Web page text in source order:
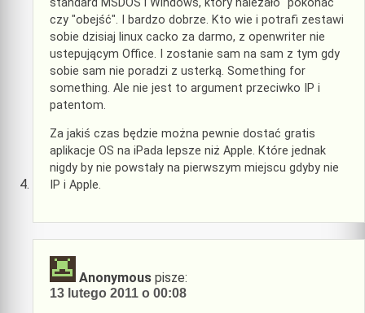
standard MSDOS i Windows, który należało "pokonać"
czy "obejść". I bardzo dobrze. Kto wie i potrafi zestawi
sobie dzisiaj linux cacko za darmo, z openwriter nie
ustepującym Office. I zostanie sam na sam z tym gdy
sobie sam nie poradzi z usterką. Something for
something. Ale nie jest to argument przeciwko IP i
patentom.
Za jakiś czas będzie można pewnie dostać gratis
aplikacje OS na iPada lepsze niż Apple. Które jednak
nigdy by nie powstały na pierwszym miejscu gdyby nie
IP i Apple.
Anonymous pisze:
13 lutego 2011 o 00:08